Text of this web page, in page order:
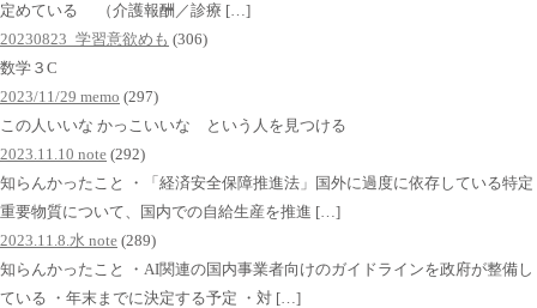
定めている （介護報酬／診療 […]
20230823_学習意欲めも (306)
数学３C
2023/11/29 memo (297)
この人いいな かっこいいな という人を見つける
2023.11.10 note (292)
知らんかったこと ・「経済安全保障推進法」国外に過度に依存している特定
重要物質について、国内での自給生産を推進 […]
2023.11.8.水 note (289)
知らんかったこと ・AI関連の国内事業者向けのガイドラインを政府が整備し
ている ・年末までに決定する予定 ・対 […]